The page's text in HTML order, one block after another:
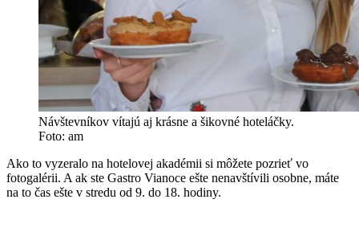
Návštevníkov vítajú aj krásne a šikovné hoteláčky.
Foto: am
Ako to vyzeralo na hotelovej akadémii si môžete pozrieť vo
fotogalérii. A ak ste Gastro Vianoce ešte nenavštívili osobne, máte
na to čas ešte v stredu od 9. do 18. hodiny.